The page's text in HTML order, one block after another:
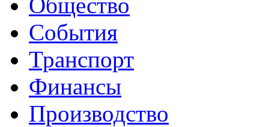
События
Транспорт
Финансы
Производство